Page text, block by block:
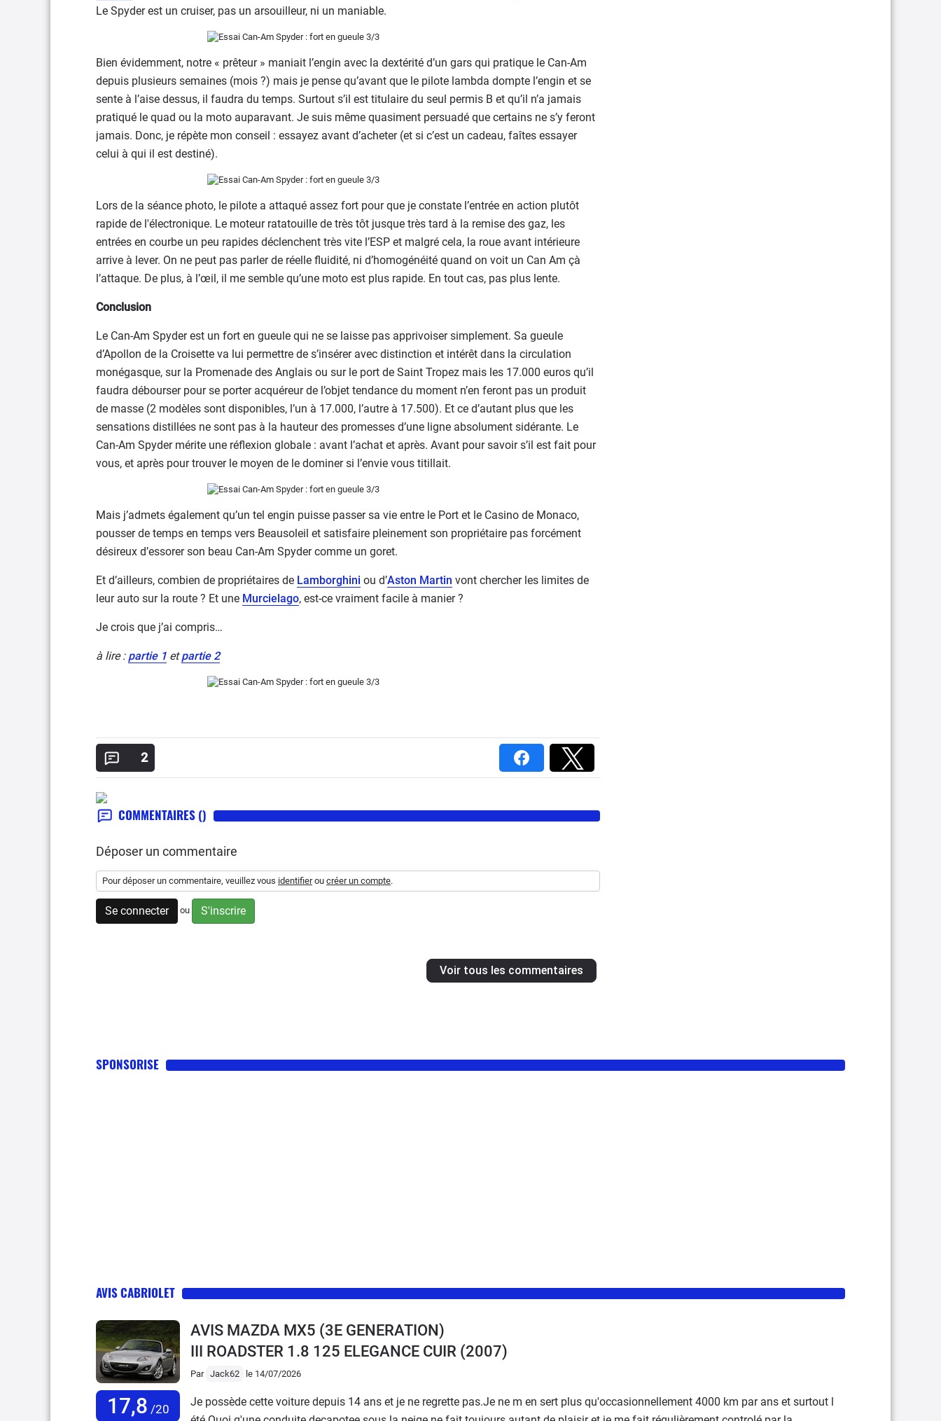
Le Spyder est un cruiser, pas un arsouilleur, ni un maniable.
Bien évidemment, notre « prêteur » maniait l’engin avec la dextérité d’un gars qui pratique le Can-Am
depuis plusieurs semaines (mois ?) mais je pense qu’avant que le pilote lambda dompte l’engin et se
sente à l’aise dessus, il faudra du temps. Surtout s’il est titulaire du seul permis B et qu’il n’a jamais
pratiqué le quad ou la moto auparavant. Je suis même quasiment persuadé que certains ne s’y feront
jamais. Donc, je répète mon conseil : essayez avant d’acheter (et si c’est un cadeau, faîtes essayer
celui à qui il est destiné).
Lors de la séance photo, le pilote a attaqué assez fort pour que je constate l’entrée en action plutôt
rapide de l'électronique. Le moteur ratatouille de très tôt jusque très tard à la remise des gaz, les
entrées en courbe un peu rapides déclenchent très vite l’ESP et malgré cela, la roue avant intérieure
arrive à lever. On ne peut pas parler de réelle fluidité, ni d’homogénéité quand on voit un Can Am çà
l’attaque. De plus, à l’œil, il me semble qu’une moto est plus rapide. En tout cas, pas plus lente.
Conclusion
Le Can-Am Spyder est un fort en gueule qui ne se laisse pas apprivoiser simplement. Sa gueule
d’Apollon de la Croisette va lui permettre de s’insérer avec distinction et intérêt dans la circulation
monégasque, sur la Promenade des Anglais ou sur le port de Saint Tropez mais les 17.000 euros qu’il
faudra débourser pour se porter acquéreur de l’objet tendance du moment n’en feront pas un produit
de masse (2 modèles sont disponibles, l’un à 17.000, l’autre à 17.500). Et ce d’autant plus que les
sensations distillées ne sont pas à la hauteur des promesses d’une ligne absolument sidérante. Le
Can-Am Spyder mérite une réflexion globale : avant l’achat et après. Avant pour savoir s’il est fait pour
vous, et après pour trouver le moyen de le dominer si l’envie vous titillait.
Mais j’admets également qu’un tel engin puisse passer sa vie entre le Port et le Casino de Monaco,
pousser de temps en temps vers Beausoleil et satisfaire pleinement son propriétaire pas forcément
désireux d’essorer son beau Can-Am Spyder comme un goret.
Et d’ailleurs, combien de propriétaires de Lamborghini ou d’Aston Martin vont chercher les limites de
leur auto sur la route ? Et une Murcielago, est-ce vraiment facile à manier ?
Je crois que j’ai compris…
à lire : partie 1 etpartie 2
2
COMMENTAIRES ()
Déposer un commentaire
Pour déposer un commentaire, veuillez vous identifierou créer un compte.
Se connecter ou S'inscrire
Voir tous les commentaires
SPONSORISE
AVIS CABRIOLET
17,8 /20
AVIS MAZDA MX5 (3E GENERATION)
III ROADSTER 1.8 125 ELEGANCE CUIR (2007)
Par Jack62 le 14/07/2026
Je possède cette voiture depuis 14 ans et je ne regrette pas.Je ne m en sert plus qu'occasionnellement 4000 km par ans et surtout l